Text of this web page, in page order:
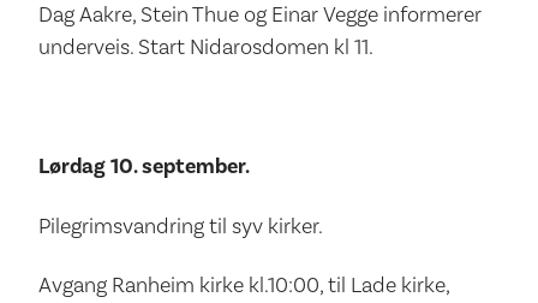
Dag Aakre, Stein Thue og Einar Vegge informerer
underveis. Start Nidarosdomen kl 11.
Lørdag 10. september.
Pilegrimsvandring til syv kirker.
Avgang Ranheim kirke kl.10:00, til Lade kirke,